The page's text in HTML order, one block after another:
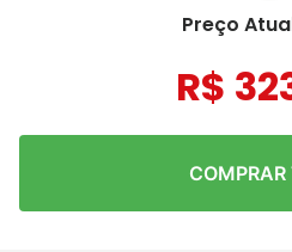
Preço
R$